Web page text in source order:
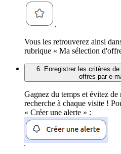
.
Vous les retrouverez ainsi
rubrique « Ma sélection
6. Enregistrer les critères
offres par e-
Gagnez du temps et évitez de
recherche à chaque visite !
« Créer une alerte » :